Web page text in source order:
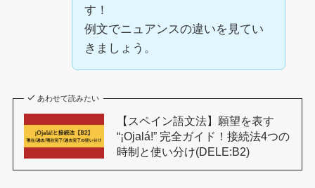
す！
例文でニュアンスの違いを見てい
きましょう。
あわせて読みたい
【スペイン語文法】願望を表す
“¡Ojalá!” 完全ガイド！接続法4つの
時制と使い分け(DELE:B2)